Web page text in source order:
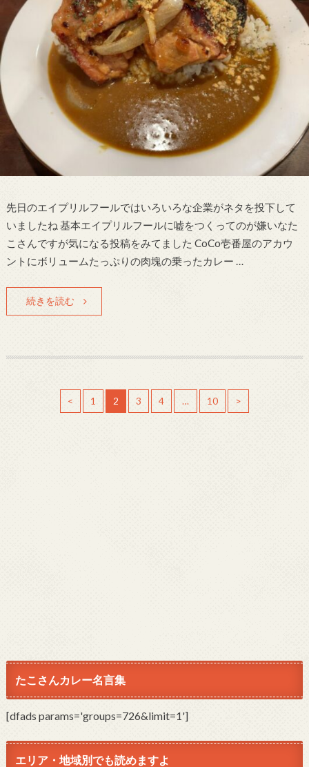
先日のエイプリルフールではいろいろな企業がネタを投下して
いましたね 基本エイプリルフールに嘘をつくってのが嫌いなた
こさんですが気になる投稿をみてました CoCo壱番屋のアカウ
ントにボリュームたっぷりの肉塊の乗ったカレー …
続きを読む
< 1 2 3 4 … 10 >
たこさんカレー名言集
[dfads params='groups=726&limit=1']
エリア・地域別でも読めますよ